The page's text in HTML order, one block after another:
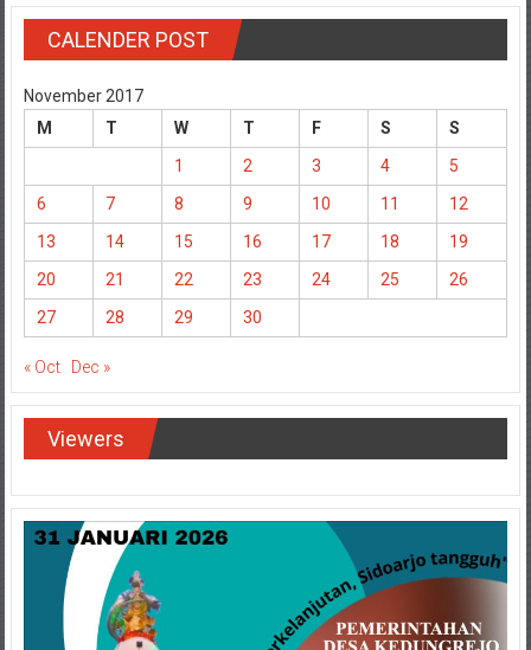
CALENDER POST
November 2017
M
T W T F S
S
1
2 3 4
5
6
7 8 9 10 11
12
13
14 15 16 17 18
19
20
21 22 23 24 25
26
27
28 29 30
« Oct Dec »
Viewers